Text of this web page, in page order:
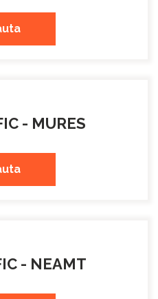
- MURES
- NEAMT